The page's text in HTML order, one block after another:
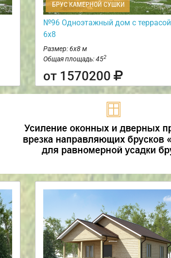
БРУС КАМЕРНОЙ СУШКИ
№96 Одноэтажный дом с террасой
6х8
Размер: 6х8 м
Общая площадь: 452
от 1570200